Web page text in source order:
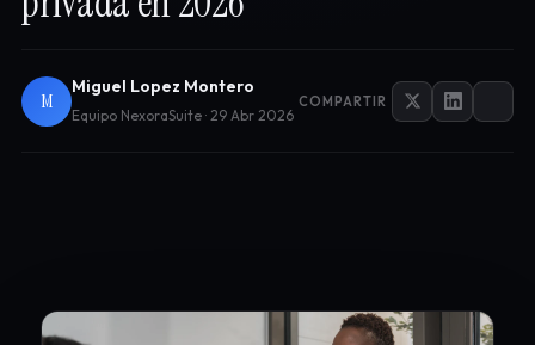
M
Miguel Lopez Montero
Equipo NexoraSuite · 29 Abr 2026
COMPARTIR